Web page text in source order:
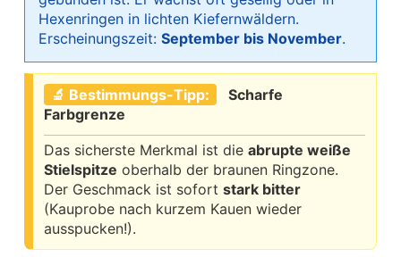
Hexenringen in lichten Kiefernwäldern.
Erscheinungszeit: September bis November.
🔬 Bestimmungs-Tipp:
Scharfe
Farbgrenze
Das sicherste Merkmal ist die abrupte weiße
Stielspitze oberhalb der braunen Ringzone.
Der Geschmack ist sofort stark bitter
(Kauprobe nach kurzem Kauen wieder
ausspucken!).